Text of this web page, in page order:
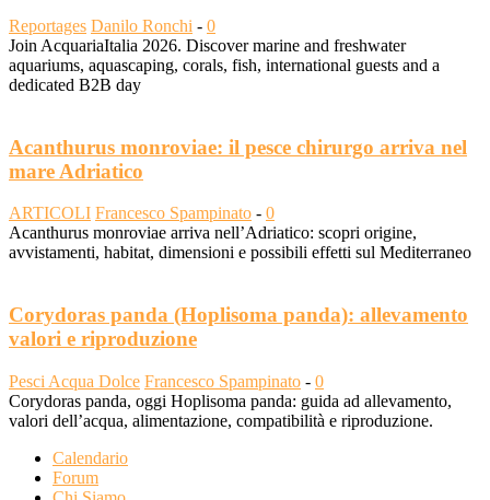
Reportages Danilo Ronchi - 0
Join AcquariaItalia 2026. Discover marine and freshwater
aquariums, aquascaping, corals, fish, international guests and a
dedicated B2B day
Acanthurus monroviae: il pesce chirurgo arriva nel
mare Adriatico
ARTICOLI Francesco Spampinato - 0
Acanthurus monroviae arriva nell’Adriatico: scopri origine,
avvistamenti, habitat, dimensioni e possibili effetti sul Mediterraneo
Corydoras panda (Hoplisoma panda): allevamento
valori e riproduzione
Pesci Acqua Dolce Francesco Spampinato - 0
Corydoras panda, oggi Hoplisoma panda: guida ad allevamento,
valori dell’acqua, alimentazione, compatibilità e riproduzione.
Calendario
Forum